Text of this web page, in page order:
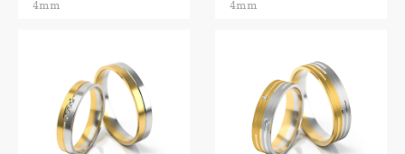
4mm 4mm